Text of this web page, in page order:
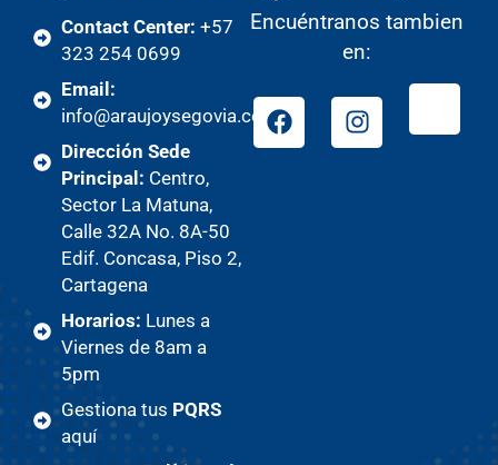
Contact Center: +57
323 254 0699
Email:
info@araujoysegovia.com
Dirección Sede
Principal: Centro,
Sector La Matuna,
Calle 32A No. 8A-50
Edif. Concasa, Piso 2,
Cartagena
Horarios: Lunes a
Viernes de 8am a
5pm
Gestiona tus PQRS
aquí
Encuéntranos tambien
en: